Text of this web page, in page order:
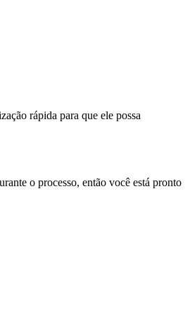
rápida para que ele possa
o processo, então você está pronto